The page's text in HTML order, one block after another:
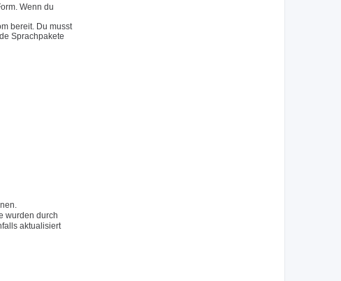
Wenn du
bereit. Du musst
Sprachpakete
wurden durch
aktualisiert